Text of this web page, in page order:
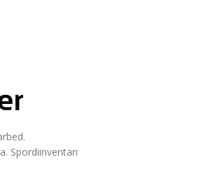
Spordiinventari